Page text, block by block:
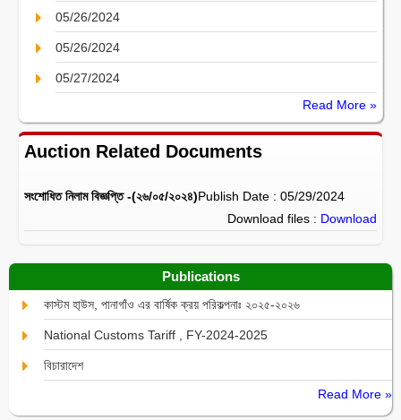
05/26/2024
05/26/2024
05/27/2024
Read More »
Auction Related Documents
সংশোধিত নিলাম বিজ্ঞপ্তি -(২৬/০৫/২০২৪)Publish Date : 05/29/2024
Download files : Download
Publications
কাস্টম হা্উস, পানাগাঁও এর বার্ষিক ক্রয় পরিকল্পনাঃ ২০২৫-২০২৬
National Customs Tariff , FY-2024-2025
বিচারাদেশ
Read More »